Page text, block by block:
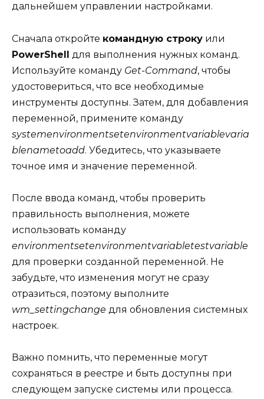
дальнейшем управлении настройками.
Сначала откройте командную строку или
PowerShell для выполнения нужных команд.
Используйте команду Get-Command, чтобы
удостовериться, что все необходимые
инструменты доступны. Затем, для добавления
переменной, примените команду
systemenvironmentsetenvironmentvariablevaria
blenametoadd. Убедитесь, что указываете
точное имя и значение переменной.
После ввода команд, чтобы проверить
правильность выполнения, можете
использовать команду
environmentsetenvironmentvariabletestvariable
для проверки созданной переменной. Не
забудьте, что изменения могут не сразу
отразиться, поэтому выполните
wm_settingchange для обновления системных
настроек.
Важно помнить, что переменные могут
сохраняться в реестре и быть доступны при
следующем запуске системы или процесса.